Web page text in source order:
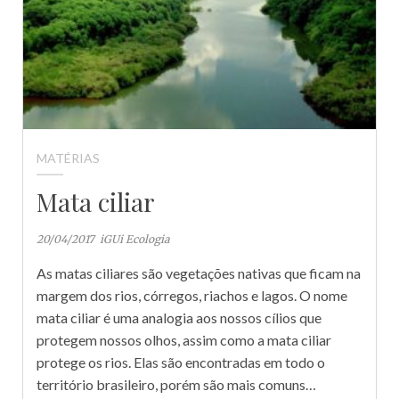
MATÉRIAS
Mata ciliar
20/04/2017 iGUi Ecologia
As matas ciliares são vegetações nativas que ficam na
margem dos rios, córregos, riachos e lagos. O nome
mata ciliar é uma analogia aos nossos cílios que
protegem nossos olhos, assim como a mata ciliar
protege os rios. Elas são encontradas em todo o
território brasileiro, porém são mais comuns…